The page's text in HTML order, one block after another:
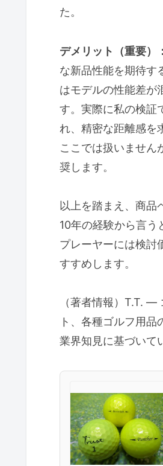
た。
デメリット（重要）：
な新品性能を期待す
はモデルの性能差が
す。実際に私の検証
れ、精密な距離感を
ここでは扱いません
奨します。
以上を踏まえ、商品
10年の経験から言う
プレーヤーには検討
すすめします。
（著者情報）T.T. —
ト、各種ゴルフ用
業界知見に基づいて